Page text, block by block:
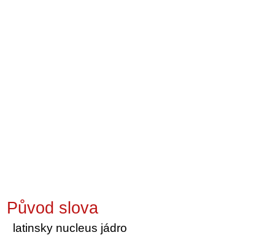
Původ slova
latinsky nucleus jádro